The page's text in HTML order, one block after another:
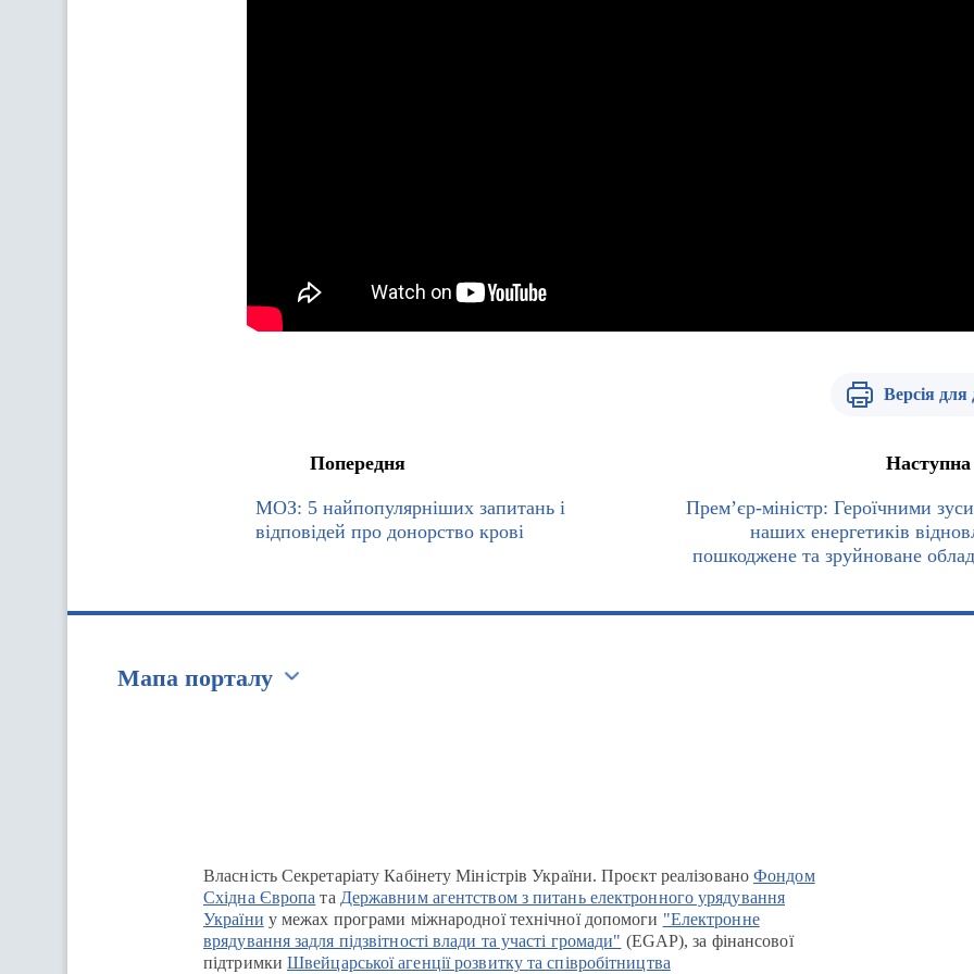
Версія для
Попередня
МОЗ: 5 найпопулярніших запитань і
відповідей про донорство крові
Наступна
Прем’єр-міністр: Героїчними
наших енергетиків
пошкоджене та зруйноване
Мапа порталу
Власність Секретаріату Кабінету Міністрів України. Проєкт реалізованоФондом
Східна Європа та Державним агентством з питань електронного урядування
України у межах програми міжнародної технічної допомоги "Електронне
врядування задля підзвітності влади та участі громади" (EGAP), за фінансової
підтримки Швейцарської агенції розвитку та співробітництва